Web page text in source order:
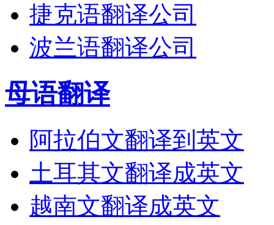
捷克语翻译公司
波兰语翻译公司
母语翻译
阿拉伯文翻译到英文
土耳其文翻译成英文
越南文翻译成英文